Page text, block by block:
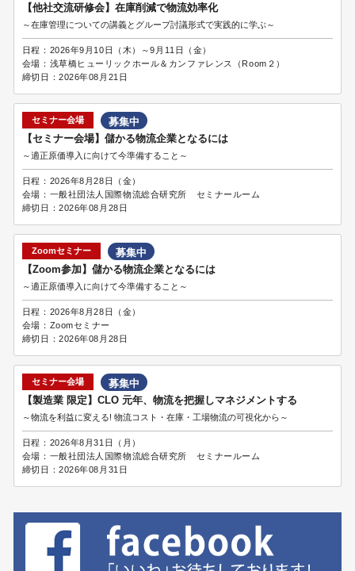
【他社交流研修会】在庫削減で物流効率化
～在庫管理についての講義とグループ討議形式で実践的に学ぶ～
日程： 2026年9月10日（木）～9月11日（金）
会場： 浅草橋ヒューリックホール＆カンファレンス（Room２）
締切日：2026年08月21日
セミナー会場
募集中
【セミナー会場】儲かる物流企業となるには
～適正原価導入に向けて今準備すること～
日程： 2026年8月28日（金）
会場： 一般社団法人国際物流総合研究所 セミナールーム
締切日：2026年08月28日
Zoomセミナー
募集中
【Zoom参加】儲かる物流企業となるには
～適正原価導入に向けて今準備すること～
日程： 2026年8月28日（金）
会場： Zoomセミナー
締切日：2026年08月28日
セミナー会場
募集中
【製造業 限定】CLO 元年、物流を把握しマネジメントする
～物流を利益に変える! 物流コスト・在庫・工場物流の可視化から～
日程： 2026年8月31日（月）
会場： 一般社団法人国際物流総合研究所 セミナールーム
締切日：2026年08月31日